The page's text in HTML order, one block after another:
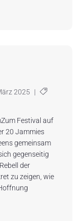
2025 |
Festival auf
20 Jammies
gemeinsam
gegenseitig
der
zu zeigen, wie